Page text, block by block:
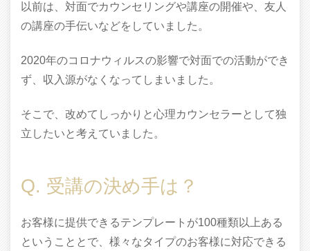
以前は、対面でカウンセリングや講座の開催や、友人
の講座の手伝いなどをしていました。
2020年のコロナウィルスの影響で対面での活動ができ
ず、収入源がなくなってしまいました。
そこで、改めてしっかりと心理カウンセラーとして独
立したいと考えていました。
Q. 受講の決め手は？
お客様に提供できるテンプレートが100種類以上ある
ということとで、様々なタイプのお客様に対応できる